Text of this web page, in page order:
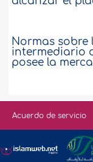
Normas sobre
intermediario
posee la
Acuerdo de servicio